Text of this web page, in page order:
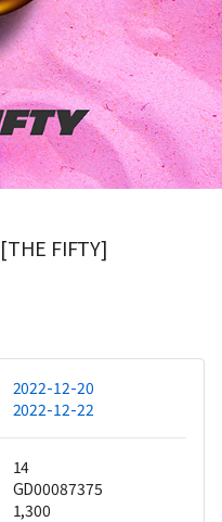
FIFTY]
2022-12-20
2022-12-22
14
GD00087375
1,300